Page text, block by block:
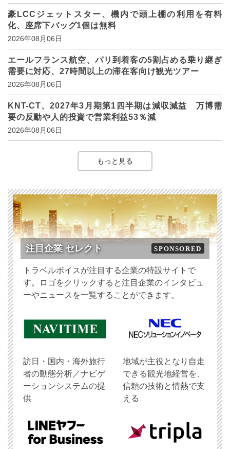
豪LCCジェットスター、機内で頭上棚の利用を有料
化、座席下バッグ1個は無料
2026年08月06日
エールフランス航空、パリ到着客の5割占める乗り継ぎ
需要に対応、27時間以上の滞在客向け観光ツアー
2026年08月06日
KNT-CT、2027年3月期第1四半期は減収減益 万博需
要の反動や人的投資で営業利益53％減
2026年08月06日
もっと見る
注目企業 セレクト SPONSORED
トラベルボイスが注目する企業の特設サイトで
す。ロゴをクリックすると注目企業のインタビュ
ーやニュースを一覧することができます。
訪日・国内・海外旅行
者の動態分析／ナビゲ
ーションシステムの提
供
地域が主役となり自走
できる観光地経営を、
信頼の技術と情熱で支
える